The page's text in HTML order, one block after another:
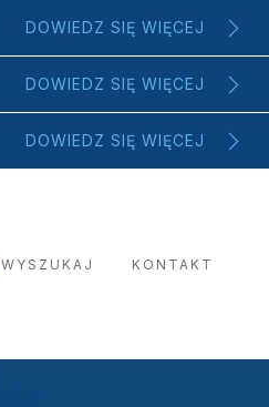
DOWIEDZ SIĘ WIĘCEJ
DOWIEDZ SIĘ WIĘCEJ
DOWIEDZ SIĘ WIĘCEJ
WYSZUKAJ KONTAKT